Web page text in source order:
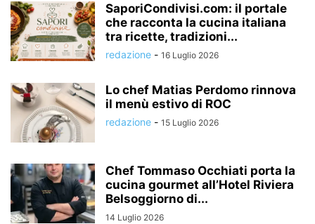
SaporiCondivisi.com: il portale
che racconta la cucina italiana
tra ricette, tradizioni...
redazione - 16 Luglio 2026
Lo chef Matias Perdomo rinnova
il menù estivo di ROC
redazione - 15 Luglio 2026
Chef Tommaso Occhiati porta la
cucina gourmet all’Hotel Riviera
Belsoggiorno di...
14 Luglio 2026